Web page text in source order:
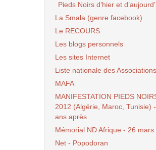
Pieds Noirs d’hier et
La Smala (genre facebook)
Le RECOURS
Les blogs personnels
Les sites Internet
Liste nationale des Associations
MAFA
MANIFESTATION PIEDS
2012 (Algérie, Maroc, Tunisie)
ans après
Mémorial ND Afrique - 26 mars
Net - Popodoran